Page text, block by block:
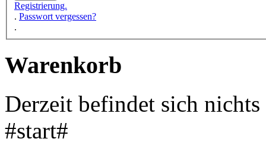
Registrierung.
. Passwort vergessen?
.
Warenkorb
Derzeit befindet sich
#start#